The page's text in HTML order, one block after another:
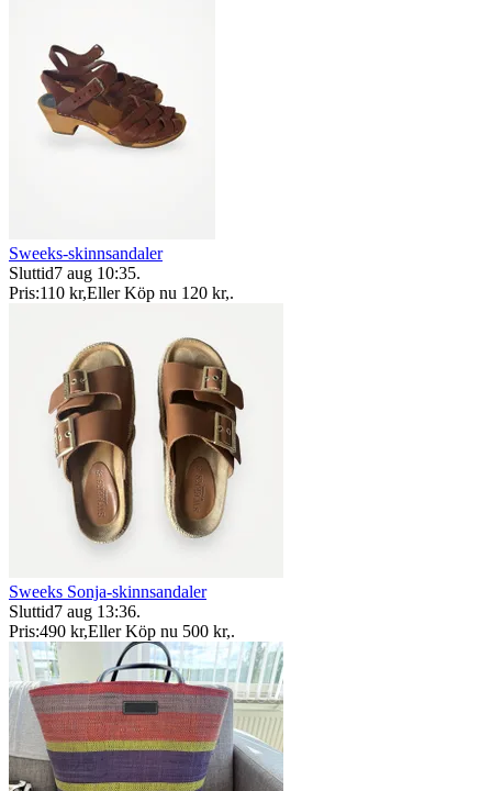
Sweeks-skinnsandaler
Sluttid7 aug 10:35.
Pris:110 kr,Eller Köp nu 120 kr,.
Sweeks Sonja-skinnsandaler
Sluttid7 aug 13:36.
Pris:490 kr,Eller Köp nu 500 kr,.